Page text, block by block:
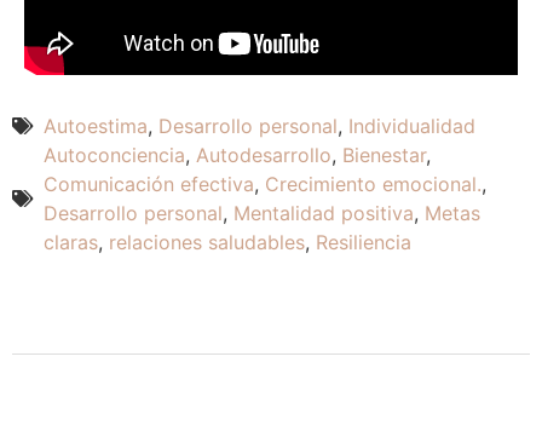
Autoestima, Desarrollo personal, Individualidad
Autoconciencia, Autodesarrollo, Bienestar,
Comunicación efectiva, Crecimiento emocional.,
Desarrollo personal, Mentalidad positiva, Metas
claras, relaciones saludables, Resiliencia